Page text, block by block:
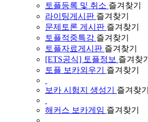
토플등록 및 취소 즐겨찾기
라이팅게시판 즐겨찾기
문제토론 게시판 즐겨찾기
토플적중특강 즐겨찾기
토플자료게시판 즐겨찾기
[ETS공식] 토플정보 즐겨찾기
토플 보카외우기
즐겨찾기
보카 시험지 생성기 즐겨찾기
해커스 보카게임 즐겨찾기